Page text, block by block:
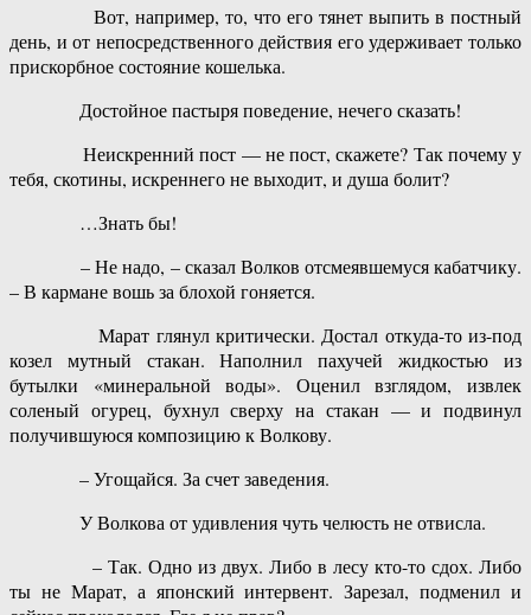
Вот, например, то, что его тянет выпить в постный
день, и от непосредственного действия его удерживает только
прискорбное состояние кошелька.
Достойное пастыря поведение, нечего сказать!
Неискренний пост — не пост, скажете? Так почему у
тебя, скотины, искреннего не выходит, и душа болит?
…Знать бы!
– Не надо, – сказал Волков отсмеявшемуся кабатчику.
– В кармане вошь за блохой гоняется.
Марат глянул критически. Достал откуда-то из-под
козел мутный стакан. Наполнил пахучей жидкостью из
бутылки «минеральной воды». Оценил взглядом, извлек
соленый огурец, бухнул сверху на стакан — и подвинул
получившуюся композицию к Волкову.
– Угощайся. За счет заведения.
У Волкова от удивления чуть челюсть не отвисла.
– Так. Одно из двух. Либо в лесу кто-то сдох. Либо
ты не Марат, а японский интервент. Зарезал, подменил и